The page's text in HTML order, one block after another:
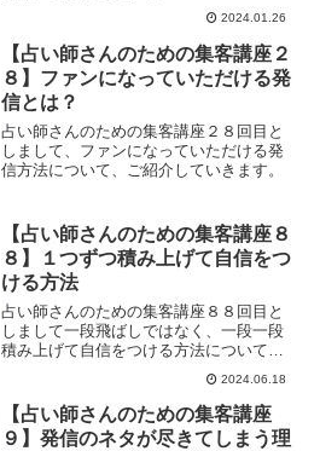
2024.01.26
【占い師さんのための集客講座２
８】ファンになっていただける発
信とは？
占い師さんのための集客講座２８回目と
しまして、ファンになっていただける発
信方法について、ご紹介していきます。
【占い師さんのための集客講座８
８】１つずつ積み上げて自信をつ
ける方法
占い師さんのための集客講座８８回目と
しまして一段飛ばしではなく、一段一段
積み上げて自信をつける方法についての
2024.06.18
【占い師さんのための集客講座
９】発信のネタが尽きてしまう理